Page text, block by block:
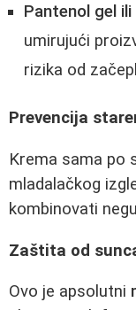
Pantenol gel ili
umirujući
rizika od
Prevencija
Krema sama po
mladalačkog
kombinovati
Zaštita od
Ovo je apsolutni